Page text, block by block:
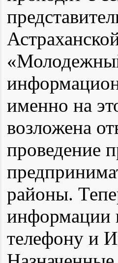
именно на
возложена
проведение
районы.
информации
телефону и